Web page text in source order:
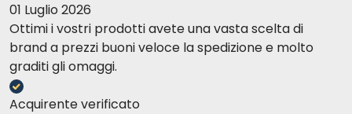
01 Luglio 2026
Ottimi i vostri prodotti avete una vasta scelta di
brand a prezzi buoni veloce la spedizione e molto
graditi gli omaggi.
Acquirente verificato